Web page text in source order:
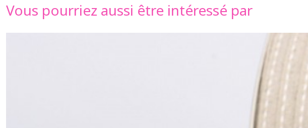
Vous pourriez aussi être intéressé par